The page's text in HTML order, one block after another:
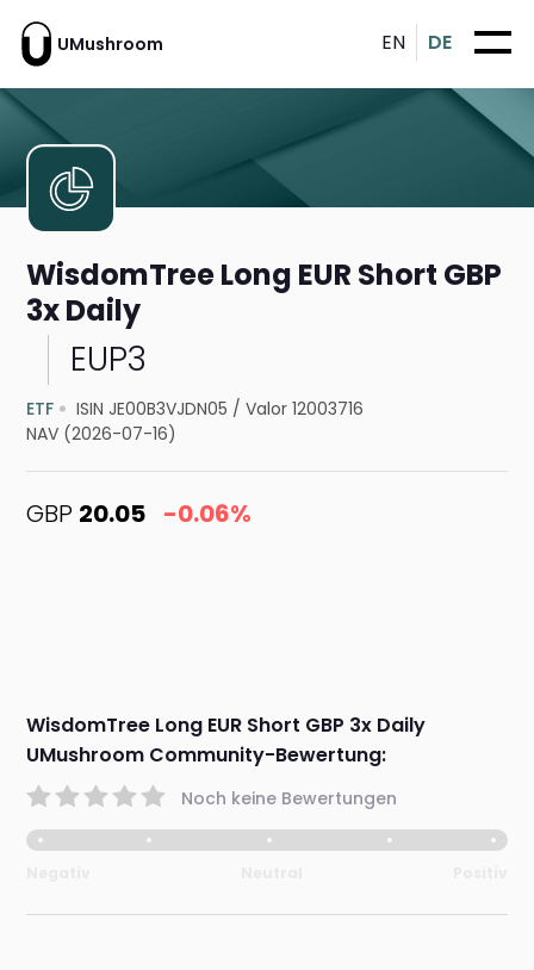
UMushroom EN DE
WisdomTree Long EUR Short GBP
3x Daily
EUP3
ETF ISIN JE00B3VJDN05 /Valor 12003716
NAV (2026-07-16)
GBP 20.05 -0.06%
WisdomTree Long EUR Short GBP 3x Daily
UMushroom Community-Bewertung:
Noch keine Bewertungen